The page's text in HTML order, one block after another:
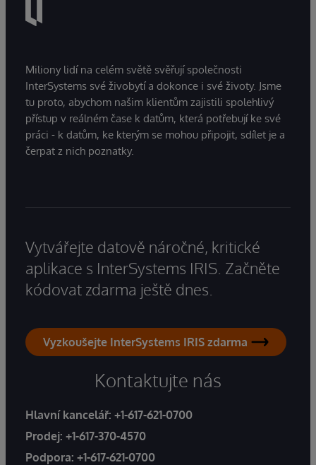
Miliony lidí na celém světě svěřují společnosti
InterSystems své živobytí a dokonce i své životy. Jsme
tu proto, abychom našim klientům zajistili spolehlivý
přístup v reálném čase k datům, která potřebují ke své
práci - k datům, ke kterým se mohou připojit, sdílet je a
čerpat z nich poznatky.
Vytvářejte datově náročné, kritické
aplikace s InterSystems IRIS. Začněte
kódovat zdarma ještě dnes.
Vyzkoušejte InterSystems IRIS zdarma
Kontaktujte nás
Hlavní kancelář: +1-617-621-0700
Prodej: +1-617-370-4570
Podpora: +1-617-621-0700